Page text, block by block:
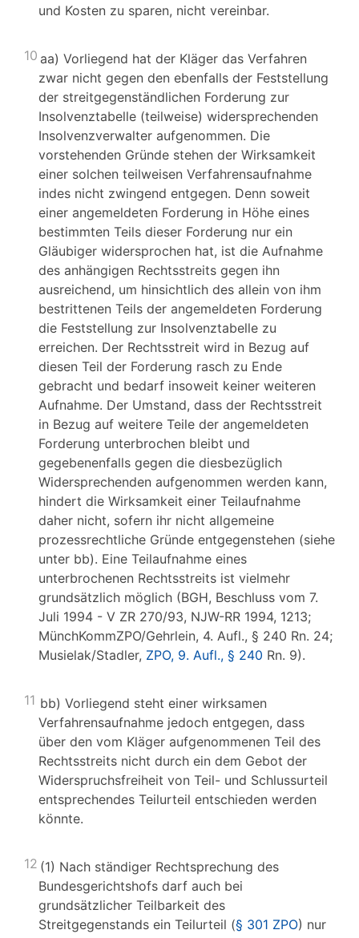
und Kosten zu sparen, nicht vereinbar.
10 aa) Vorliegend hat der Kläger das Verfahren
zwar nicht gegen den ebenfalls der Feststellung
der streitgegenständlichen Forderung zur
Insolvenztabelle (teilweise) widersprechenden
Insolvenzverwalter aufgenommen. Die
vorstehenden Gründe stehen der Wirksamkeit
einer solchen teilweisen Verfahrensaufnahme
indes nicht zwingend entgegen. Denn soweit
einer angemeldeten Forderung in Höhe eines
bestimmten Teils dieser Forderung nur ein
Gläubiger widersprochen hat, ist die Aufnahme
des anhängigen Rechtsstreits gegen ihn
ausreichend, um hinsichtlich des allein von ihm
bestrittenen Teils der angemeldeten Forderung
die Feststellung zur Insolvenztabelle zu
erreichen. Der Rechtsstreit wird in Bezug auf
diesen Teil der Forderung rasch zu Ende
gebracht und bedarf insoweit keiner weiteren
Aufnahme. Der Umstand, dass der Rechtsstreit
in Bezug auf weitere Teile der angemeldeten
Forderung unterbrochen bleibt und
gegebenenfalls gegen die diesbezüglich
Widersprechenden aufgenommen werden kann,
hindert die Wirksamkeit einer Teilaufnahme
daher nicht, sofern ihr nicht allgemeine
prozessrechtliche Gründe entgegenstehen (siehe
unter bb). Eine Teilaufnahme eines
unterbrochenen Rechtsstreits ist vielmehr
grundsätzlich möglich (BGH, Beschluss vom 7.
Juli 1994 - V ZR 270/93, NJW-RR 1994, 1213;
MünchKommZPO/Gehrlein, 4. Aufl., § 240 Rn. 24;
Musielak/Stadler, ZPO, 9. Aufl., § 240 Rn. 9).
11 bb) Vorliegend steht einer wirksamen
Verfahrensaufnahme jedoch entgegen, dass
über den vom Kläger aufgenommenen Teil des
Rechtsstreits nicht durch ein dem Gebot der
Widerspruchsfreiheit von Teil- und Schlussurteil
entsprechendes Teilurteil entschieden werden
könnte.
12 (1) Nach ständiger Rechtsprechung des
Bundesgerichtshofs darf auch bei
grundsätzlicher Teilbarkeit des
Streitgegenstands ein Teilurteil (§ 301 ZPO) nur